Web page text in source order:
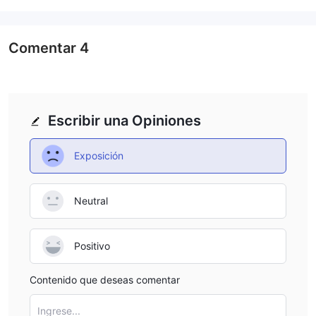
el tipo de cuenta, con tasas que van hasta 1:2,000. esto es muy
ofrece a una tasa de apalancamiento máxima de 1:10.
TIPOS DE CUENTA
SuperForexofrece varios tipos de cuentas reales con ejecución
ecn o stp. cada cuenta tiene diferentes condiciones
comerciales, adecuadas para diferentes estrategias. Las
monedas base varían, pero incluyen opciones de cuenta usd,
eur, gbp y zar, lo que reduce la necesidad de intercambios a
Ejecución ECN
$100 000, diferenciales flotantes
· Sin intercambio: depósito mínimo de $1/€1/£1, tamaño de lote
Escribir una Opiniones
Exposición
Neutral
Positivo
Contenido que deseas comentar
Ingrese...
Comentar 4